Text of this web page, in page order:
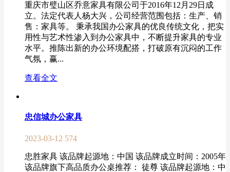
重庆市璧山区乔意家具有限公司于2016年12月29日成
立。法定代表人杨大兴，公司经营范围包括：生产、销
售：家具等。 秉承我国办公家具的优良传统文化，把实
用性与艺术性渗入到办公家具中，不断提升家具的专业
水平。推陈出新的办公环境配搭，打破原有沉闷的工作
气氛，赢...
查看全文
忠信城办公家具
2023-03-12 574
忠胜家具 该品牌起源地：中国 该品牌成立时间：2005年
该品牌旗下高品质办公桌推荐： 徒尊 该品牌起源地：中